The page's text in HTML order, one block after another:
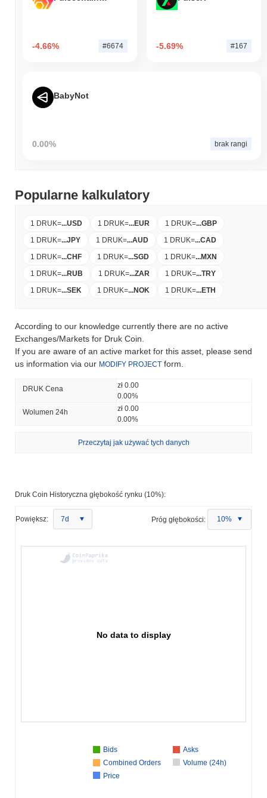
-4.66% #6674 -5.69% #167
BabyNot
0.00% brak rangi
Popularne kalkulatory
1 DRUK=...USD 1 DRUK=...EUR 1 DRUK=...GBP
1 DRUK=...JPY 1 DRUK=...AUD 1 DRUK=...CAD
1 DRUK=...CHF 1 DRUK=...SGD 1 DRUK=...MXN
1 DRUK=...RUB 1 DRUK=...ZAR 1 DRUK=...TRY
1 DRUK=...SEK 1 DRUK=...NOK 1 DRUK=...ETH
According to our knowledge currently there are no active
Exchanges/Markets for Druk Coin.
If you are aware of an active market for this asset, please send
us information via our MODIFY PROJECT form.
DRUK Cena
zł 0.00
0.00%
Wolumen 24h
zł 0.00
0.00%
Przeczytaj jak używać tych danych
Druk Coin Historyczna głębokość rynku (10%):
Powiększ: 7d Próg głębokości: 10%
No data to display
Bids
Asks
Combined Orders
Volume (24h)
Price